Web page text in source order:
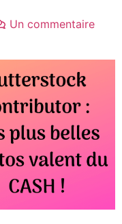
Un commentaire